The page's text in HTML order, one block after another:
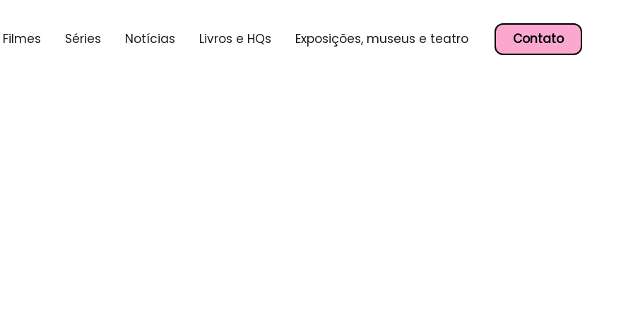
Filmes Séries Notícias Livros e HQs Exposições, museus e teatro Contato